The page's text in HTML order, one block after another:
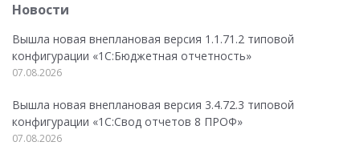
Новости
Вышла новая внеплановая версия 1.1.71.2 типовой
конфигурации «1C:Бюджетная отчетность»
07.08.2026
Вышла новая внеплановая версия 3.4.72.3 типовой
конфигурации «1C:Свод отчетов 8 ПРОФ»
07.08.2026